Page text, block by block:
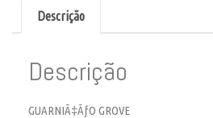
Descrição
Descrição
GUARNIÃ‡ÃƒO GROVE